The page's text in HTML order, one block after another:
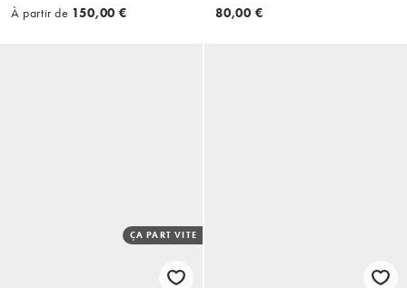
de survêtement - Bleu marine et
À partir de 150,00 €
et rouge - exclusivité ASOS
80,00 €
ÇA PART VITE